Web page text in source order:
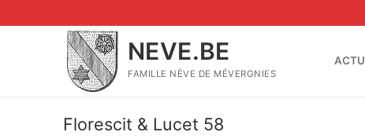
au
NEVE.BE
FAMILLE NÈVE DE MÉVERGNIES
Florescit & Lucet 58